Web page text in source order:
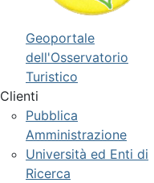
Geoportale
dell'Osservatorio
Turistico
Clienti
Pubblica
Amministrazione
Università ed Enti di
Ricerca